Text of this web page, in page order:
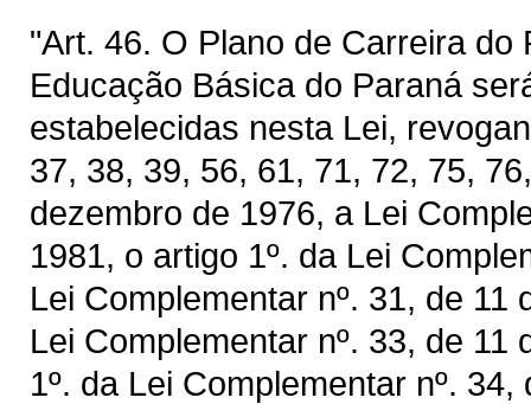
"Art. 46. O Plano de Carreira
Educação Básica do Paraná
estabelecidas nesta Lei,
37, 38, 39, 56, 61, 71, 72, 75,
dezembro de 1976, a Lei
1981, o artigo 1º. da Lei
Lei Complementar nº. 31, de 11
Lei Complementar nº. 33, de
1º. da Lei Complementar nº.